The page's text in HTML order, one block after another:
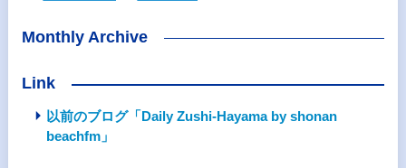
Monthly Archive
Link
以前のブログ「Daily Zushi-Hayama by shonan
beachfm」